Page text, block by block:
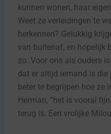
kunnen wonen, haar
Weet ze verleidingen te
herkennen? Gelukkig
van buitenaf, en hopelijk
zo. Voor ons als ouders
dat er altijd iemand is die
beter te begrijpen hoe ze
Herman, “het is vooral
terug is. Een vrolijke